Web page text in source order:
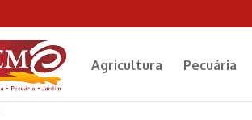
Agricultura Pecuária